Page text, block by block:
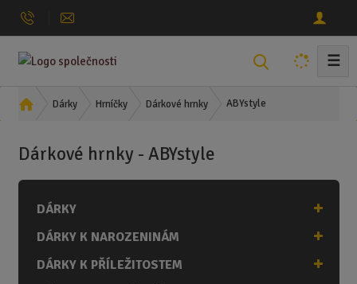
a
☰
Ú
d
s
a
Dárky Hrníčky Dárkové hrnky ABYstyle
Dárkové hrnky - ABYstyle
DÁRKY
DÁRKY K NAROZENINÁM
DÁRKY K PŘÍLEŽITOSTEM